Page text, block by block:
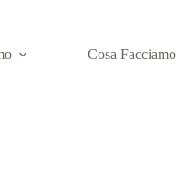
Cosa Facciamo